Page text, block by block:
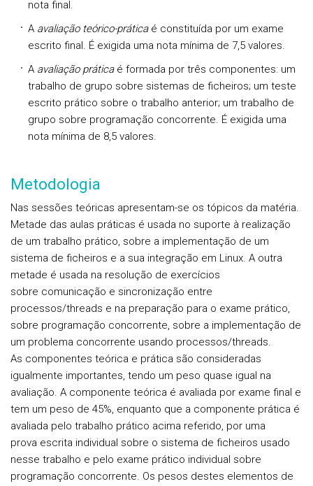
nota final.
A avaliação teórico-práticaé constituída por um exame
escrito final. É exigida uma nota mínima de 7,5 valores.
A avaliação práticaé formada por três componentes: um
trabalho de grupo sobre sistemas de ficheiros; um teste
escrito prático sobre o trabalho anterior; um trabalho de
grupo sobre programação concorrente. É exigida uma
nota mínima de 8,5 valores.
Metodologia
Nas sessões teóricas apresentam-se os tópicos da matéria.
Metade das aulas práticas é usada no suporte à realização
de um trabalho prático, sobre a implementação de um
sistema de ficheiros e a sua integração em Linux. A outra
metade é usada na resolução de exercícios
sobre comunicação e sincronização entre
processos/threads e na preparação para o exame prático,
sobre programação concorrente, sobre a implementação de
um problema concorrente usando processos/threads.
As componentes teórica e prática são consideradas
igualmente importantes, tendo um peso quase igual na
avaliação. A componente teórica é avaliada por exame final e
tem um peso de 45%, enquanto que a componente prática é
avaliada pelo trabalho prático acima referido, por uma
prova escrita individual sobre o sistema de ficheiros usado
nesse trabalho e pelo exame prático individual sobre
programação concorrente. Os pesos destes elementos de